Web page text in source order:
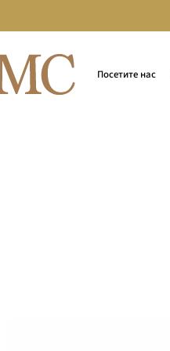
Посетите нас